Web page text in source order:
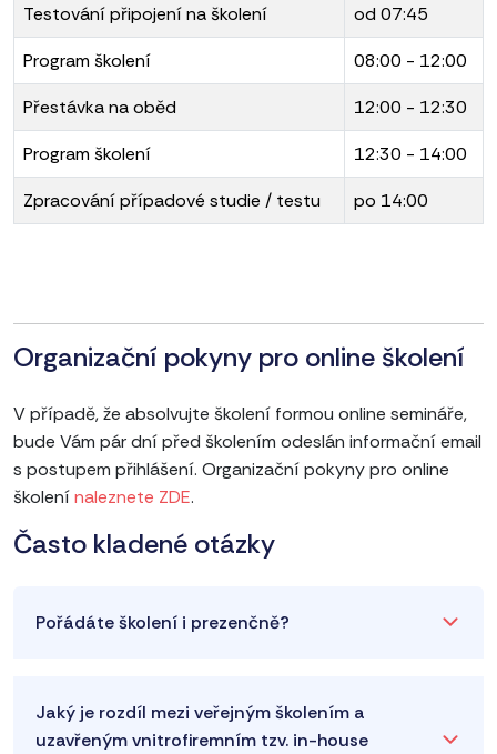
Testování připojení na školení
od 07:45
Program školení
08:00 - 12:00
Přestávka na oběd
12:00 - 12:30
Program školení
12:30 - 14:00
Zpracování případové studie / testu
po 14:00
Organizační pokyny pro online školení
V případě, že absolvujte školení formou online semináře,
bude Vám pár dní před školením odeslán informační email
s postupem přihlášení. Organizační pokyny pro online
školenínaleznete ZDE.
Často kladené otázky
Pořádáte školení i prezenčně?
Jaký je rozdíl mezi veřejným školením a
uzavřeným vnitrofiremním tzv. in-house